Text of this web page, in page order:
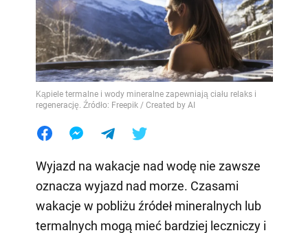
Kąpiele termalne i wody mineralne zapewniają ciału relaks i
regenerację. Źródło: Freepik / Created by AI
Wyjazd na wakacje nad wodę nie zawsze
oznacza wyjazd nad morze. Czasami
wakacje w pobliżu źródeł mineralnych lub
termalnych mogą mieć bardziej leczniczy i